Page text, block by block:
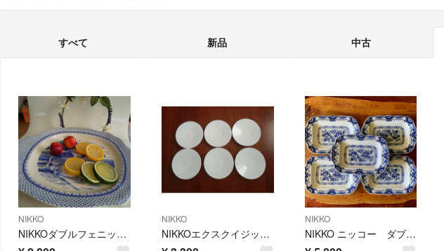
すべて 新品 中古
NIKKO
NIKKOダブルフェニックスビンテージ最終値下げ
NIKKO
NIKKOエクスクイジット アミューズプレート6枚
NIKKO
NIKKO ニッコー ダブルフェニックス 大きめ 角皿 プレート5枚組